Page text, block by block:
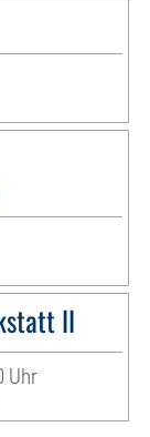
II
Uhr